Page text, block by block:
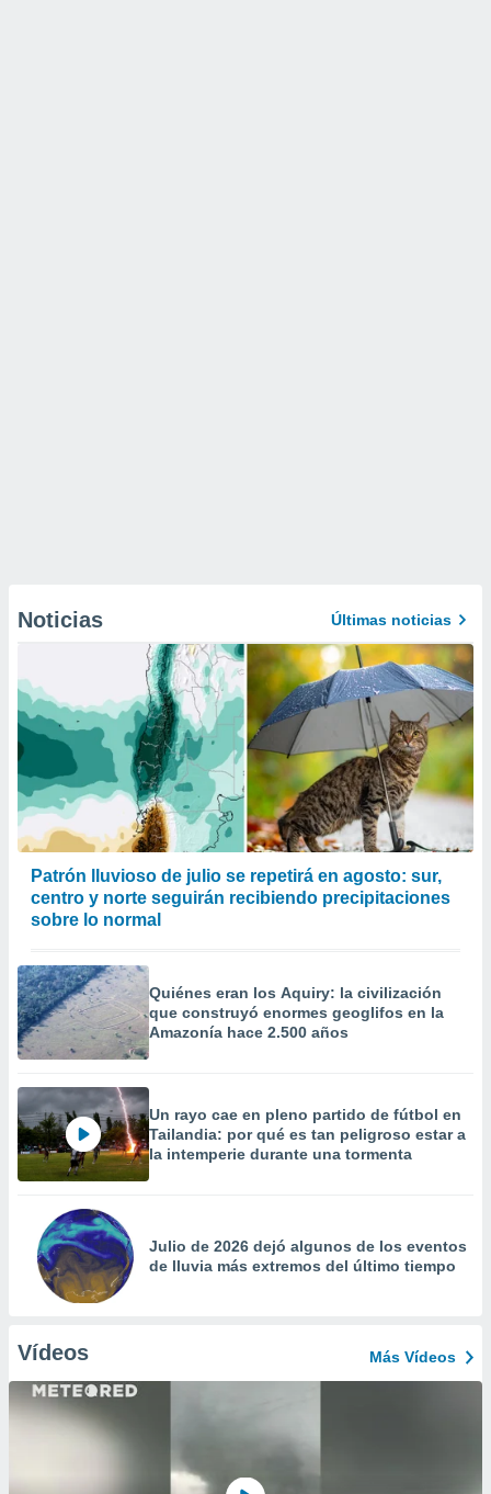
Noticias Últimas noticias
Patrón lluvioso de julio se repetirá en agosto: sur,
centro y norte seguirán recibiendo precipitaciones
sobre lo normal
Quiénes eran los Aquiry: la civilización
que construyó enormes geoglifos en la
Amazonía hace 2.500 años
Un rayo cae en pleno partido de fútbol en
Tailandia: por qué es tan peligroso estar a
la intemperie durante una tormenta
Julio de 2026 dejó algunos de los eventos
de lluvia más extremos del último tiempo
Vídeos Más Vídeos